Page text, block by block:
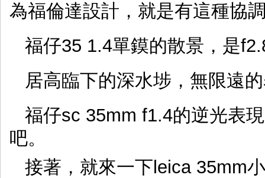
為福倫達設計，就是有這種協
福仔35 1.4單鏌的散景，是
居高臨下的深水埗，無限遠
福仔sc 35mm f1.4的逆光表
吧。
接著，就來一下leica 35mm